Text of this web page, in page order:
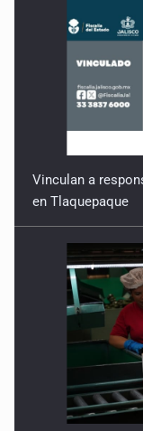
Vinculan a
en Tlaquepaque